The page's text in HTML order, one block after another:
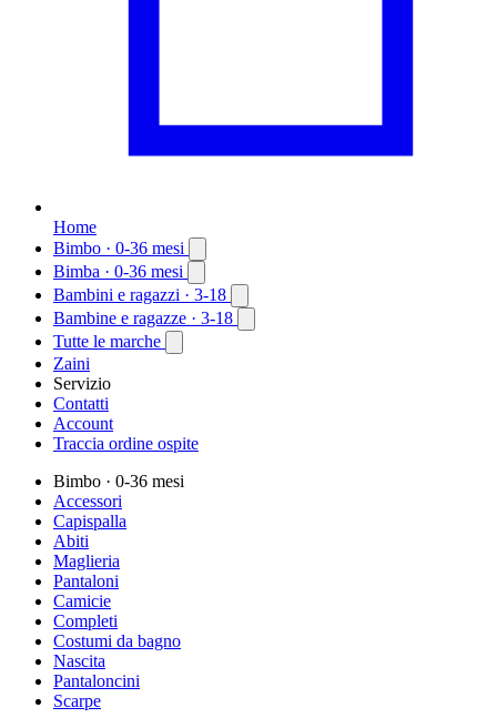
Home
Bimbo · 0-36 mesi
Bimba · 0-36 mesi
Bambini e ragazzi · 3-18
Bambine e ragazze · 3-18
Tutte le marche
Zaini
Servizio
Contatti
Account
Traccia ordine ospite
Bimbo · 0-36 mesi
Accessori
Capispalla
Abiti
Maglieria
Pantaloni
Camicie
Completi
Costumi da bagno
Nascita
Pantaloncini
Scarpe